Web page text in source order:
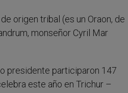
origen tribal (es un Oraon, de
monseñor Cyril Mar
presidente participaron 147
este año en Trichur –